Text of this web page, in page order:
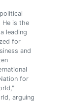
He is the
leading
for
and
for
arguing